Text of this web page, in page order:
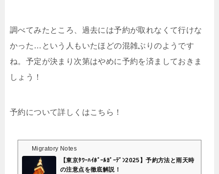
調べてみたところ、過去には予約が取れなくて行けな
かった…という人もいたほどの混雑ぶりのようです
ね。予定が決まり次第はやめに予約を済ましておきま
しょう！
予約について詳しくはこちら！
Migratory Notes
【東京ﾀﾜｰﾊｲﾎﾞｰﾙｶﾞｰﾃﾞﾝ2025】予約方法と雨天時
の注意点を徹底解説！